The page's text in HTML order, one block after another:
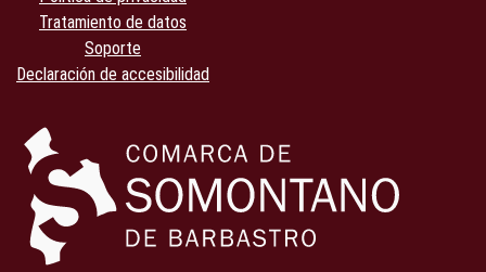
Tratamiento de datos
Soporte
Declaración de accesibilidad